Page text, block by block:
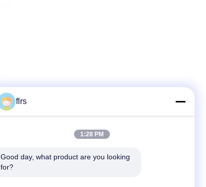
flrs
1:28 PM
Good day, what product are you looking
for?